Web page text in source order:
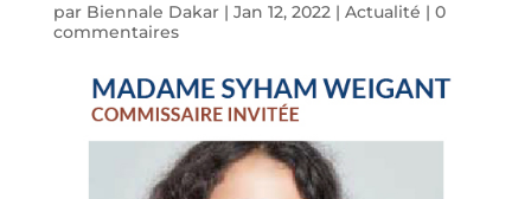
par Biennale Dakar| Jan 12, 2022| Actualité | 0
commentaires